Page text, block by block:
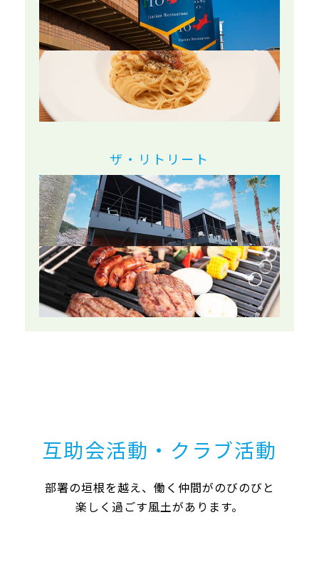
ザ・リトリート
互助会活動・クラブ活動
部署の垣根を越え、働く仲間がのびのびと
楽しく過ごす風土があります。